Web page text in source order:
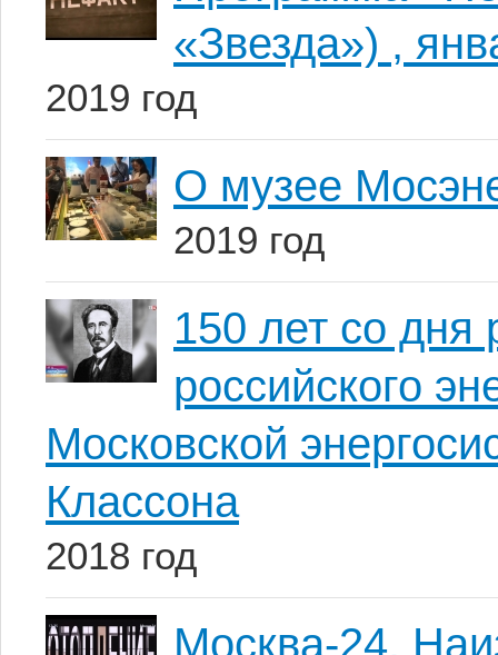
«Звезда») ,
2019 год
О музее
2019 год
150 лет со
российского
Московской
Классона
2018 год
Москва-24.